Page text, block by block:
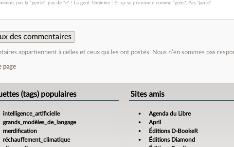
pas la "gente", pas de "e" ! La gent féminine ! Et ça se prononce comme "gens". Pas "jante".
des commentaires
appartiennent à celles et ceux qui les ont postés. Nous n’en sommes pas
page
(tags) populaires
intelligence_artificielle
grands_modèles_de_langage
merdification
réchauffement_climatique
Sites amis
Agenda du Libre
April
Éditions D-BookeR
Éditions Diamond